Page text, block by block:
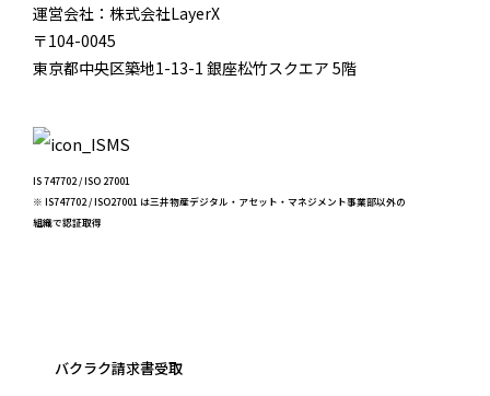
運営会社：株式会社LayerX
〒104-0045
東京都中央区築地1-13-1 銀座松竹スクエア 5階
IS 747702 / ISO 27001
※ IS747702 / ISO27001 は三井物産デジタル・アセット・マネジメント事業部以外の
組織で認証取得
バクラク請求書受取